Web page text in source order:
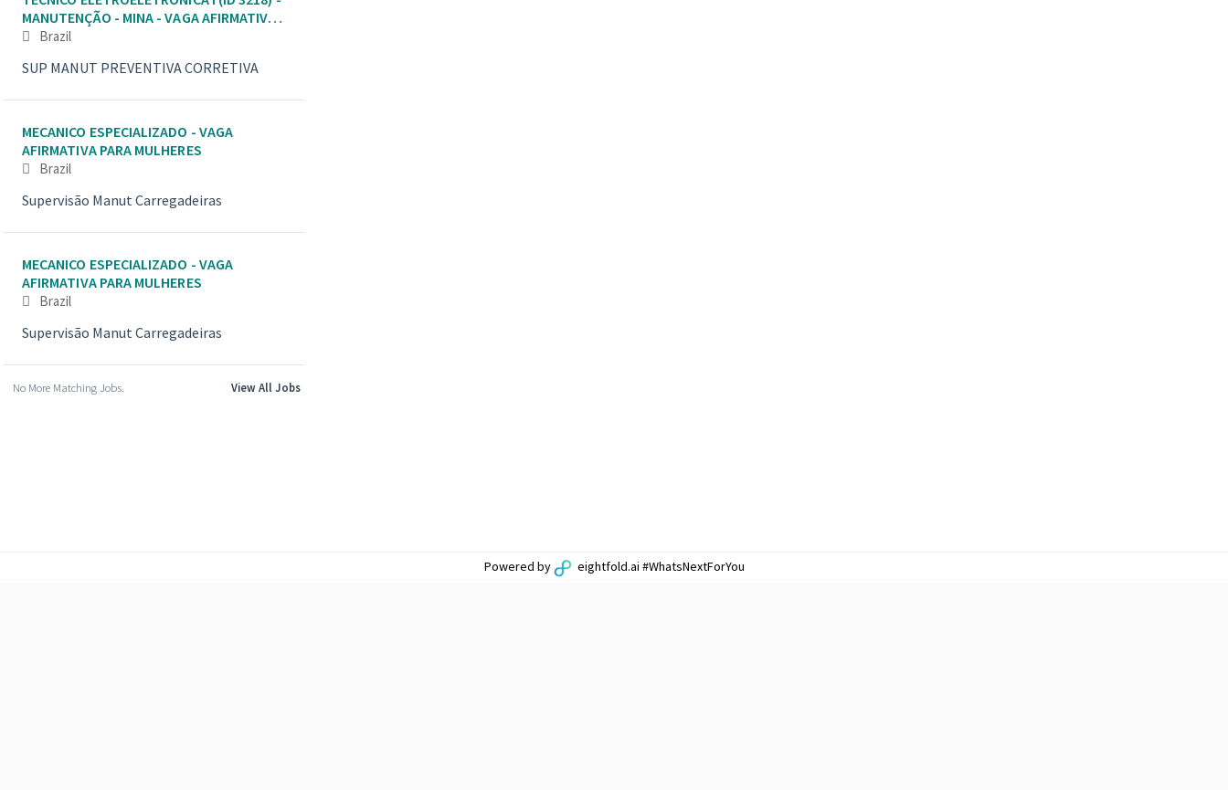
MANUTENÇÃO - MINA - VAGA AFIRMATIVA
PARA MULHERES
Brazil
SUP MANUT PREVENTIVA CORRETIVA
MECANICO ESPECIALIZADO - VAGA
AFIRMATIVA PARA MULHERES
Brazil
Supervisão Manut Carregadeiras
MECANICO ESPECIALIZADO - VAGA
AFIRMATIVA PARA MULHERES
Brazil
Supervisão Manut Carregadeiras
No More Matching Jobs. View All Jobs
Powered by eightfold.ai #WhatsNextForYou